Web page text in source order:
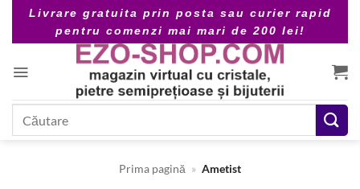
content
Livrare gratuita prin posta sau curier rapid
pentru comenzi mai mari de 200 lei!
Prima pagină » Ametist